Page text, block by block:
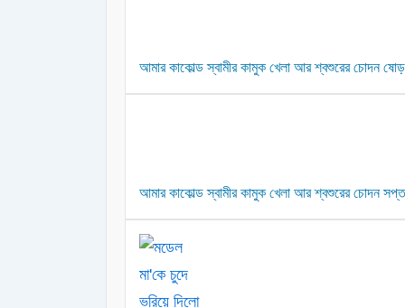
আমার কাকোল্ড স্বামীর কামুক খেলা আর শ্বশুরের চোদন
আমার কাকোল্ড স্বামীর কামুক খেলা আর শ্বশুরের চোদন